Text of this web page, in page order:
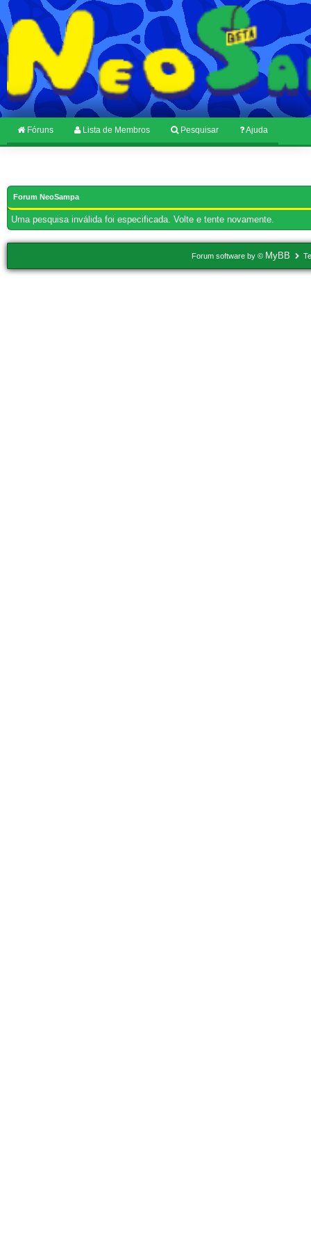
Fóruns Lista de Membros Pesquisar Ajuda
Forum NeoSampa
Uma pesquisa inválida foi especificada. Volte e tente novamente.
Forum software by © MyBB